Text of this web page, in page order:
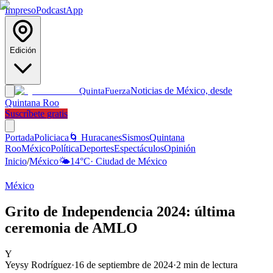
ImpresoPodcastApp
Edición
QuintaFuerzaNoticias de México, desde
Quintana Roo
Suscríbete gratis
PortadaPoliciaca 🌀 HuracanesSismosQuintana
RooMéxicoPolíticaDeportesEspectáculosOpinión
Inicio/México🌤️14°C· Ciudad de México
México
Grito de Independencia 2024: última
ceremonia de AMLO
Y
Yeysy Rodríguez·16 de septiembre de 2024·2 min de lectura